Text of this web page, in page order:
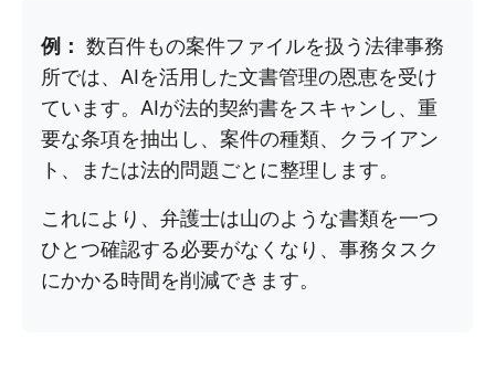
例： 数百件もの案件ファイルを扱う法律事務
所では、AIを活用した文書管理の恩恵を受け
ています。AIが法的契約書をスキャンし、重
要な条項を抽出し、案件の種類、クライアン
ト、または法的問題ごとに整理します。
これにより、弁護士は山のような書類を一つ
ひとつ確認する必要がなくなり、事務タスク
にかかる時間を削減できます。